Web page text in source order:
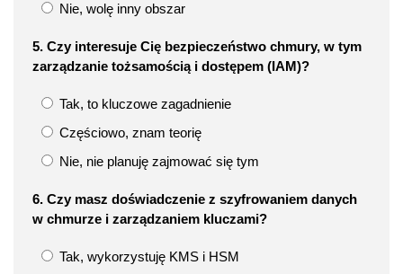
Nie, wolę inny obszar
5. Czy interesuje Cię bezpieczeństwo chmury, w tym
zarządzanie tożsamością i dostępem (IAM)?
Tak, to kluczowe zagadnienie
Częściowo, znam teorię
Nie, nie planuję zajmować się tym
6. Czy masz doświadczenie z szyfrowaniem danych
w chmurze i zarządzaniem kluczami?
Tak, wykorzystuję KMS i HSM